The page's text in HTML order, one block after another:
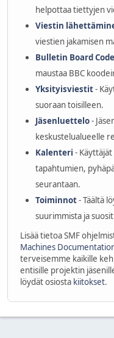
helpottaa tiettyjen
Viestin
viestien jakamisen
Bulletin Board
maustaa BBC
Yksityisviestit-
suoraan toisilleen.
Jäsenluettelo-
keskustelualueelle
Kalenteri -
tapahtumien,
seurantaan.
Toiminnot- Täältä
suurimmista ja
Lisää tietoa SMF
Machines
terveisemme kaikille
entisille projektin
löydät osiosta kiitokset.